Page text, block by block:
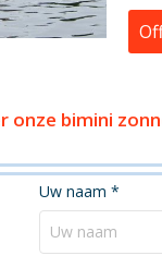
onze bimini
Uw naam *